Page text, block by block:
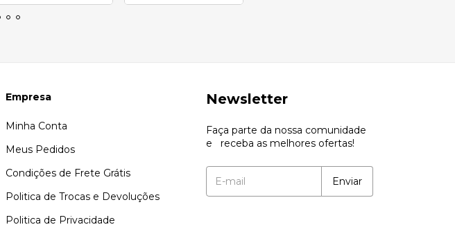
Empresa
Minha Conta
Meus Pedidos
Condições de Frete Grátis
Politica de Trocas e Devoluções
Politica de Privacidade
Newsletter
Faça parte da nossa comunidade
e receba as melhores ofertas!